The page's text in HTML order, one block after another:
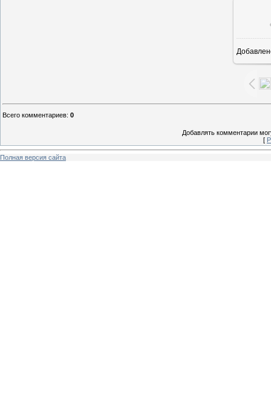
Всего комментариев: 0
Добавлять комментарии
[
Полная версия сайта